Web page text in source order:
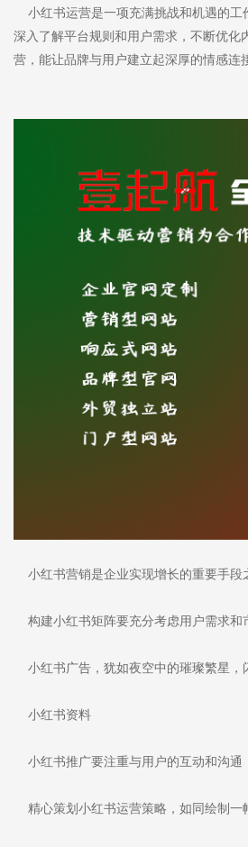
小红书运营是一项充满挑战和机遇的工
深入了解平台规则和用户需求，不断优化
营，能让品牌与用户建立起深厚的情感连
小红书营销是企业实现增长的重要手段
构建小红书矩阵要充分考虑用户需求和
小红书广告，犹如夜空中的璀璨繁星，
小红书资料
小红书推广要注重与用户的互动和沟通
精心策划小红书运营策略，如同绘制一